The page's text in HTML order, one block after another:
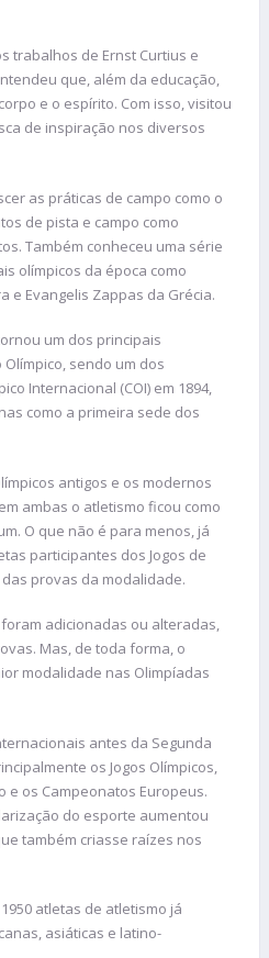
trabalhos de Ernst Curtius e
que, além da educação,
e o espírito. Com isso, visitou
de inspiração nos diversos
as práticas de campo como o
de pista e campo como
Também conheceu uma série
olímpicos da época como
e Evangelis Zappas da Grécia.
um dos principais
sendo um dos
Internacional (COI) em 1894,
como a primeira sede dos
antigos e os modernos
ambas o atletismo ficou como
O que não é para menos, já
participantes dos Jogos de
provas da modalidade.
adicionadas ou alteradas,
Mas, de toda forma, o
modalidade nas Olimpíadas
antes da Segunda
os Jogos Olímpicos,
e os Campeonatos Europeus.
do esporte aumentou
também criasse raízes nos
atletas de atletismo já
asiáticas e latino-